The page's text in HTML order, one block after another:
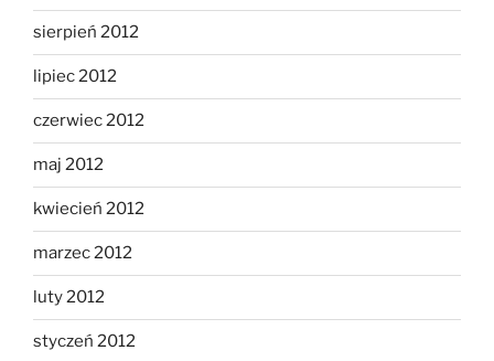
sierpień 2012
lipiec 2012
czerwiec 2012
maj 2012
kwiecień 2012
marzec 2012
luty 2012
styczeń 2012